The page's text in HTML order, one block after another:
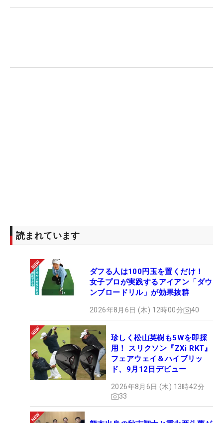
読まれています
ダフる人は100円玉を置くだけ！
女子プロが実践するアイアン「ダウ
ンブロードリル」が効果抜群
2026年8月6日 (木) 12時00分 40
珍しく松山英樹も5Wを即採
用！ スリクソン『ZXi RKT』
フェアウェイ＆ハイブリッ
ド、9月12日デビュー
2026年8月6日 (木) 13時42分
33